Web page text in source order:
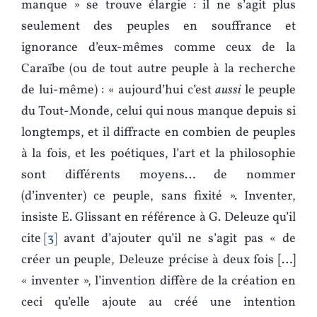
manque » se trouve élargie : il ne s’agit plus
seulement des peuples en souffrance et
ignorance d’eux-mêmes comme ceux de la
Caraïbe (ou de tout autre peuple à la recherche
de lui-même) : « aujourd’hui c’est aussile peuple
du Tout-Monde, celui qui nous manque depuis si
longtemps, et il diffracte en combien de peuples
à la fois, et les poétiques, l’art et la philosophie
sont différents moyens… de nommer
(d’inventer) ce peuple, sans fixité ». Inventer,
insiste E. Glissant en référence à G. Deleuze qu’il
cite 3
avant d’ajouter qu’il ne s’agit pas « de
créer un peuple, Deleuze précise à deux fois […]
« inventer », l’invention diffère de la création en
ceci qu’elle ajoute au créé une intention